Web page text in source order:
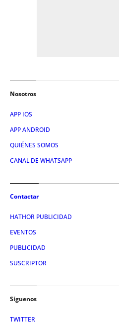
Nosotros
APP IOS
APP ANDROID
QUIÉNES SOMOS
CANAL DE WHATSAPP
Contactar
HATHOR PUBLICIDAD
EVENTOS
PUBLICIDAD
SUSCRIPTOR
Síguenos
TWITTER